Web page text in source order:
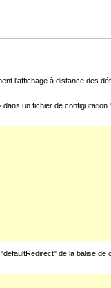
l'affichage à distance des
un fichier de
de la balise